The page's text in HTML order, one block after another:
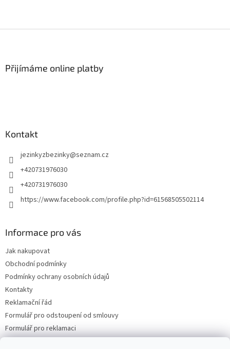
Přijímáme online platby
Kontakt
jezinkyzbezinky@seznam.cz
+420731976030
+420731976030
https://www.facebook.com/profile.php?id=61568505502114
Informace pro vás
Jak nakupovat
Obchodní podmínky
Podmínky ochrany osobních údajů
Kontakty
Reklamační řád
Formulář pro odstoupení od smlouvy
Formulář pro reklamaci